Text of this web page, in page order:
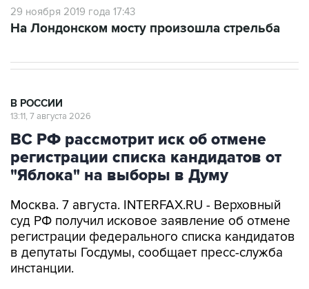
29 ноября 2019 года 17:43
На Лондонском мосту произошла стрельба
В РОССИИ
13:11, 7 августа 2026
ВС РФ рассмотрит иск об отмене
регистрации списка кандидатов от
"Яблока" на выборы в Думу
Москва. 7 августа. INTERFAX.RU - Верховный
суд РФ получил исковое заявление об отмене
регистрации федерального списка кандидатов
в депутаты Госдумы, сообщает пресс-служба
инстанции.